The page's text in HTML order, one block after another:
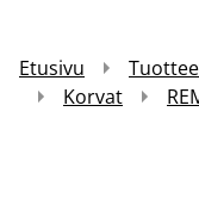
Etusivu
Korvat